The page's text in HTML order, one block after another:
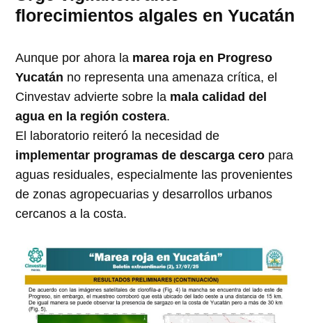
florecimientos algales en Yucatán
Aunque por ahora la marea roja en Progreso
Yucatán no representa una amenaza crítica, el
Cinvestav advierte sobre la mala calidad del
agua en la región costera.
El laboratorio reiteró la necesidad de
implementar programas de descarga cero para
aguas residuales, especialmente las provenientes
de zonas agropecuarias y desarrollos urbanos
cercanos a la costa.